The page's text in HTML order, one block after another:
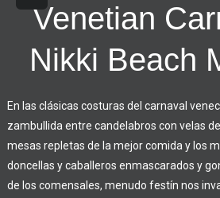
Venetian
Nikki Beach
En las clásicas costuras del carnaval
zambullida entre candelabros con velas
mesas repletas de la mejor comida y los
doncellas y caballeros enmascarados y
de los comensales, menudo festín nos